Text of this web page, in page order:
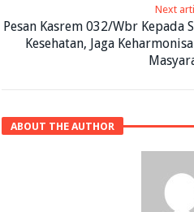
Next
Pesan Kasrem 032/Wbr Kepada
Kesehatan, Jaga
ABOUT THE AUTHOR